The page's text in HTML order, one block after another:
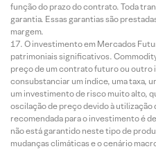
função do prazo do contrato. Toda
garantia. Essas garantias são
margem.
O investimento em Mercados
patrimoniais significativos.
preço de um contrato futuro ou
consubstanciar um índice, uma taxa,
um investimento de risco muito alto,
oscilação de preço devido à utilização
recomendada para o investimento é
não está garantido neste tipo de
mudanças climáticas e o cenário